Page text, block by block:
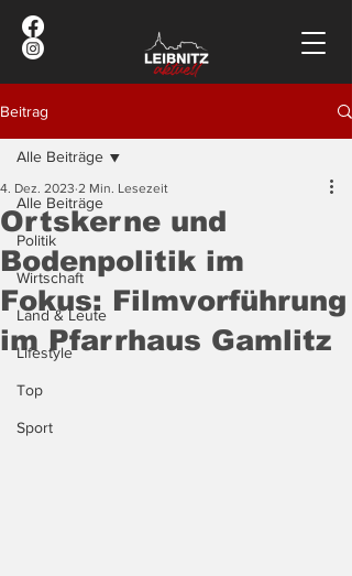
Beitrag
Alle Beiträge
Politik
Wirtschaft
Land & Leute
Lifestyle
Top
Sport
Alle Beiträge
Ortskerne und
Bodenpolitik im
Fokus: Filmvorführung
im Pfarrhaus Gamlitz
4. Dez. 2023 2 Min. Lesezeit